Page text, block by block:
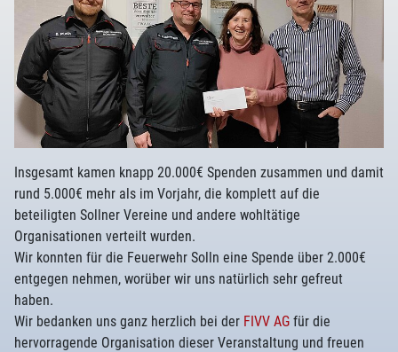
Insgesamt kamen knapp 20.000€ Spenden zusammen und damit
rund 5.000€ mehr als im Vorjahr, die komplett auf die
beteiligten Sollner Vereine und andere wohltätige
Organisationen verteilt wurden.
Wir konnten für die Feuerwehr Solln eine Spende über 2.000€
entgegen nehmen, worüber wir uns natürlich sehr gefreut
haben.
Wir bedanken uns ganz herzlich bei der FIVV AG für die
hervorragende Organisation dieser Veranstaltung und freuen